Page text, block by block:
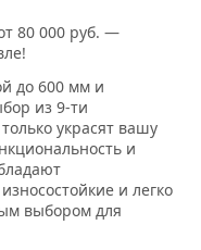
80 000 руб. —
до 600 мм и
из 9-ти
украсят вашу
и
и легко
выбором для